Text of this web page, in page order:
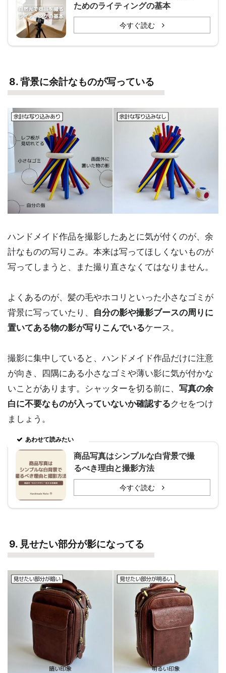
ためのライティングの基本
今すぐ読む
8. 背景に余計なものが写っている
ハンドメイド作品を撮影したあとに気が付くのが、余
計なものの写りこみ。本来は写ってほしくないものが
写ってしまうと、また撮り直さなくてはなりません。
よくあるのが、髪の毛やホコリといった小さなゴミが
背景に写っていたり、 自分の影や撮影ブースの周りに
置いてある物の影が写りこんでいるケース。
撮影に集中していると、ハンドメイド作品だけに注意
が向き、四隅にある小さなゴミや薄い影に気が付かな
いことがあります。シャッターを切る前に、 写真の余
白に不要なものが入っていないか確認するクセをつけ
ましょう。
あわせて読みたい
商品写真はシンプルな白背景で撮
るべき理由と撮影方法
今すぐ読む
9. 見せたい部分が影になってる